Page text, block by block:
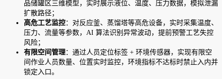
品储罐区三维模型，实时展示液位、温度、压力数据，模拟泄漏
扩散路径；
高危工艺监控：对反应釜、蒸馏塔等高危设备，实时采集温度、
压力、流量等参数，AI 算法识别异常波动，提前预警工艺失控
风险；
有限空间管理：通过人员定位标签 + 环境传感器，实现有限空
间作业人员数量、位置实时监控，环境指标不达标时禁止入内并
锁定入口。